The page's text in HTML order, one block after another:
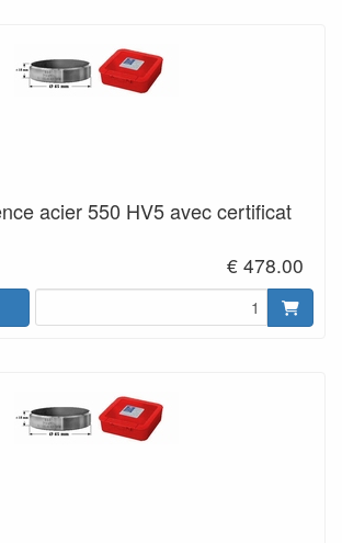
acier 550 HV5 avec certificat
€ 478.00